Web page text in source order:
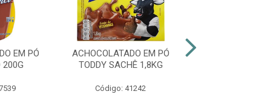
EM PÓ
200G
ACHOCOLATADO EM PÓ
TODDY SACHÊ 1,8KG
Código: 41242